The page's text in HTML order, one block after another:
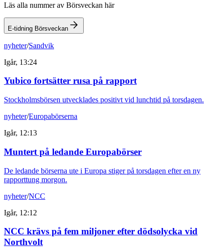
Läs alla nummer av Börsveckan här
E-tidning Börsveckan
nyheter/Sandvik
Igår, 13:24
Yubico fortsätter rusa på rapport
Stockholmsbörsen utvecklades positivt vid lunchtid på torsdagen.
nyheter/Europabörserna
Igår, 12:13
Muntert på ledande Europabörser
De ledande börserna ute i Europa stiger på torsdagen efter en ny
rapporttung morgon.
nyheter/NCC
Igår, 12:12
NCC krävs på fem miljoner efter dödsolycka vid
Northvolt